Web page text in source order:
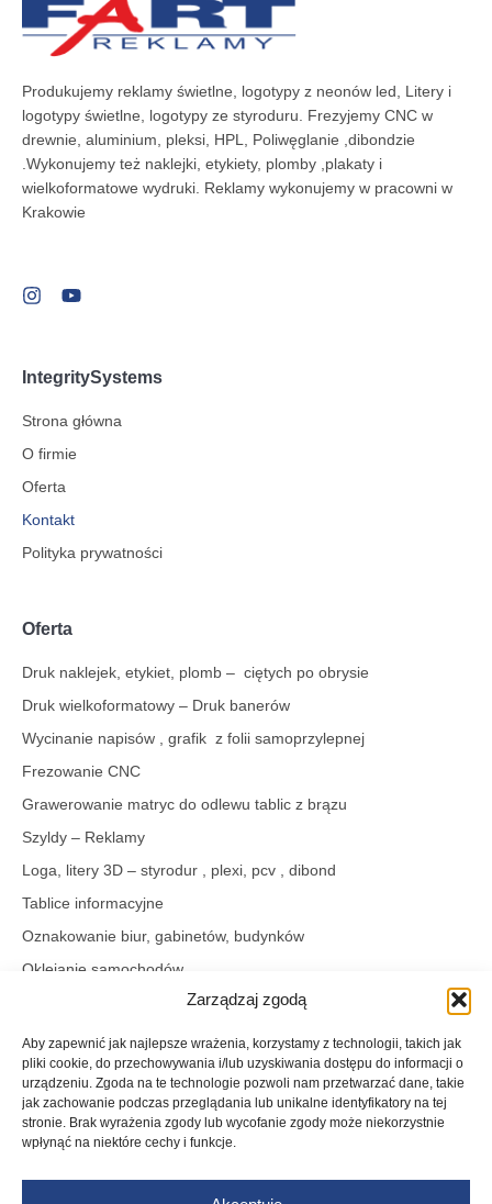
Zarządzaj zgodą
Aby zapewnić jak najlepsze wrażenia, korzystamy z technologii, takich jak
pliki cookie, do przechowywania i/lub uzyskiwania dostępu do informacji o
urządzeniu. Zgoda na te technologie pozwoli nam przetwarzać dane, takie
jak zachowanie podczas przeglądania lub unikalne identyfikatory na tej
stronie. Brak wyrażenia zgody lub wycofanie zgody może niekorzystnie
wpłynąć na niektóre cechy i funkcje.
Produkujemy reklamy świetlne, logotypy z neonów led, Litery i
logotypy świetlne, logotypy ze styroduru. Frezyjemy CNC w
drewnie, aluminium, pleksi, HPL, Poliwęglanie ,dibondzie
.Wykonujemy też naklejki, etykiety, plomby ,plakaty i
wielkoformatowe wydruki. Reklamy wykonujemy w pracowni w
Krakowie
IntegritySystems
Strona główna
O firmie
Oferta
Kontakt
Polityka prywatności
Oferta
Druk naklejek, etykiet, plomb – ciętych po obrysie
Druk wielkoformatowy – Druk banerów
Wycinanie napisów , grafik z folii samoprzylepnej
Frezowanie CNC
Grawerowanie matryc do odlewu tablic z brązu
Szyldy – Reklamy
Loga, litery 3D – styrodur , plexi, pcv , dibond
Tablice informacyjne
Oznakowanie biur, gabinetów, budynków
Oklejanie samochodów
Kasetony świetlne
Neon Led
Cięcie – grawerowanie laserem
Druk wizytówek, ulotek, teczek firmowych – projektowanie
graficzne.